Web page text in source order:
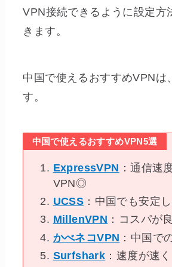
VPN接続できるように設定方
きます。
中国で使えるおすすめVPNは
す。
中国で使えるおすすめVPN5選
ExpressVPN ：通信速
VPN◎
UCSS ：中国でも安定
MillenVPN ：コスパが
かべネコVPN ：中国で
Surfshark ：速度が速